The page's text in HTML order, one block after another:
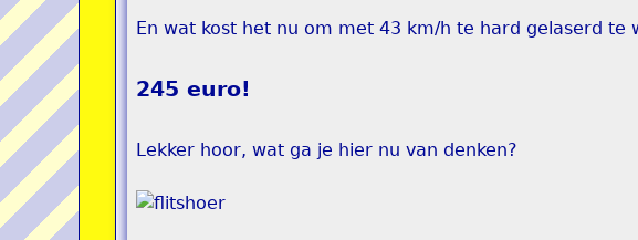
En wat kost het nu om met 43 km/h te hard gelaserd te
245 euro!
Lekker hoor, wat ga je hier nu van denken?